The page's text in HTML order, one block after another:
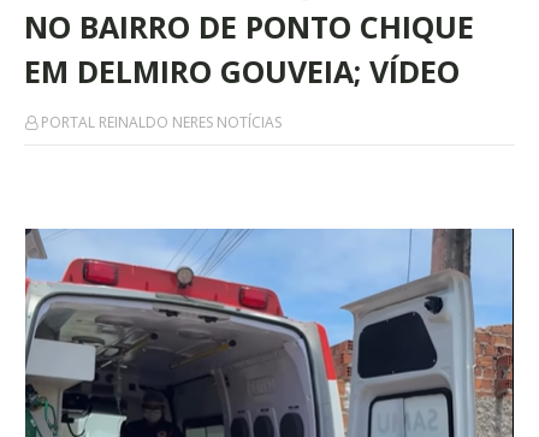
NO BAIRRO DE PONTO CHIQUE
EM DELMIRO GOUVEIA; VÍDEO
PORTAL REINALDO NERES NOTÍCIAS